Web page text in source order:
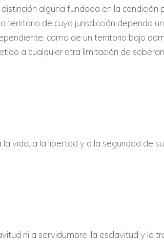
alguna fundada en la condición
territorio de cuya jurisdicción dependa
como de un territorio bajo
a cualquier otra limitación de
vida, a la libertad y a la seguridad de
ni a servidumbre, la esclavitud y la